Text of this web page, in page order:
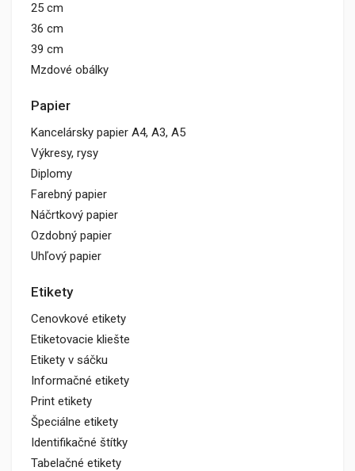
25 cm
36 cm
39 cm
Mzdové obálky
Papier
Kancelársky papier A4, A3, A5
Výkresy, rysy
Diplomy
Farebný papier
Náčrtkový papier
Ozdobný papier
Uhľový papier
Etikety
Cenovkové etikety
Etiketovacie kliešte
Etikety v sáčku
Informačné etikety
Print etikety
Špeciálne etikety
Identifikačné štítky
Tabelačné etikety